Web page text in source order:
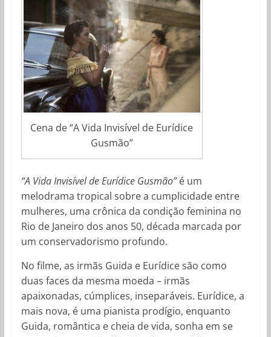
Cena de “A Vida Invisível de Eurídice
Gusmão”
“A Vida Invisível de Eurídice Gusmão”é um
melodrama tropical sobre a cumplicidade entre
mulheres, uma crônica da condição feminina no
Rio de Janeiro dos anos 50, década marcada por
um conservadorismo profundo.
No filme, as irmãs Guida e Eurídice são como
duas faces da mesma moeda – irmãs
apaixonadas, cúmplices, inseparáveis. Eurídice, a
mais nova, é uma pianista prodígio, enquanto
Guida, romântica e cheia de vida, sonha em se